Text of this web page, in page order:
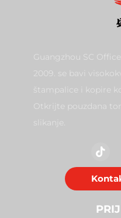
Guangzhou SC
2009. se bavi
štampalice i kopire
Otkrijte pouzdana
slikanje.